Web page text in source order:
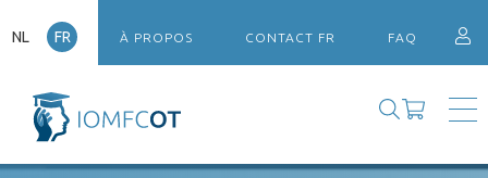
NL FR À PROPOS CONTACT FR FAQ